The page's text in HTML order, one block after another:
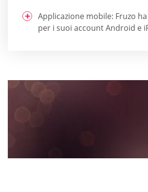
Applicazione mobile: Fruzo
per i suoi account Android e